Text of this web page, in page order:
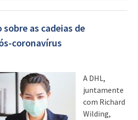
as cadeias de
coronavírus
A DHL,
juntamente
com Richard
Wilding,